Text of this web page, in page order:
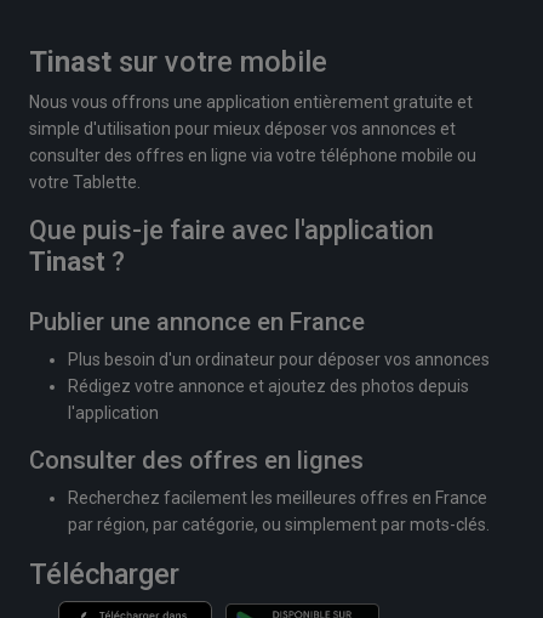
Tinast sur votre mobile
Nous vous offrons une application entièrement gratuite et
simple d'utilisation pour mieux déposer vos annonces et
consulter des offres en ligne via votre téléphone mobile ou
votre Tablette.
Que puis-je faire avec l'application
Tinast ?
Publier une annonce en France
Plus besoin d'un ordinateur pour déposer vos annonces
Rédigez votre annonce et ajoutez des photos depuis
l'application
Consulter des offres en lignes
Recherchez facilement les meilleures offres en France
par région, par catégorie, ou simplement par mots-clés.
Télécharger